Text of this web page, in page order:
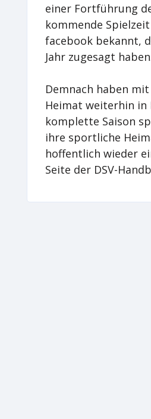
einer Fortführung
kommende
facebook bekannt,
Jahr zugesagt
Demnach haben
Heimat weiterhin in
komplette Saison
ihre sportliche
hoffentlich wieder
Seite der DSV-